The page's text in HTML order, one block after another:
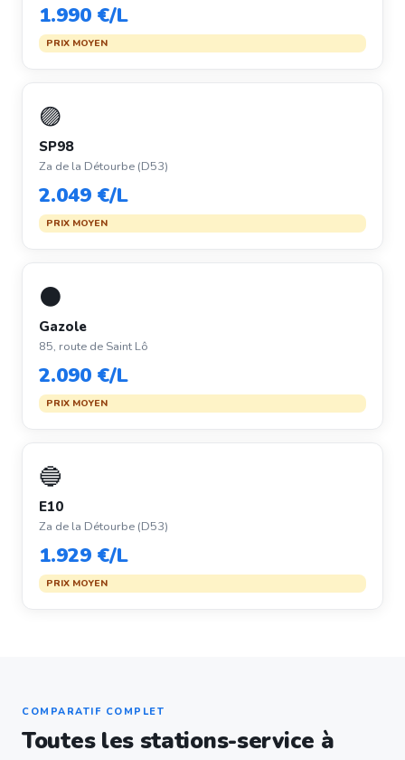
1.990 €/L
PRIX MOYEN
🟣
SP98
Za de la Détourbe (D53)
2.049 €/L
PRIX MOYEN
⚫
Gazole
85, route de Saint Lô
2.090 €/L
PRIX MOYEN
🔵
E10
Za de la Détourbe (D53)
1.929 €/L
PRIX MOYEN
COMPARATIF COMPLET
Toutes les stations-service à